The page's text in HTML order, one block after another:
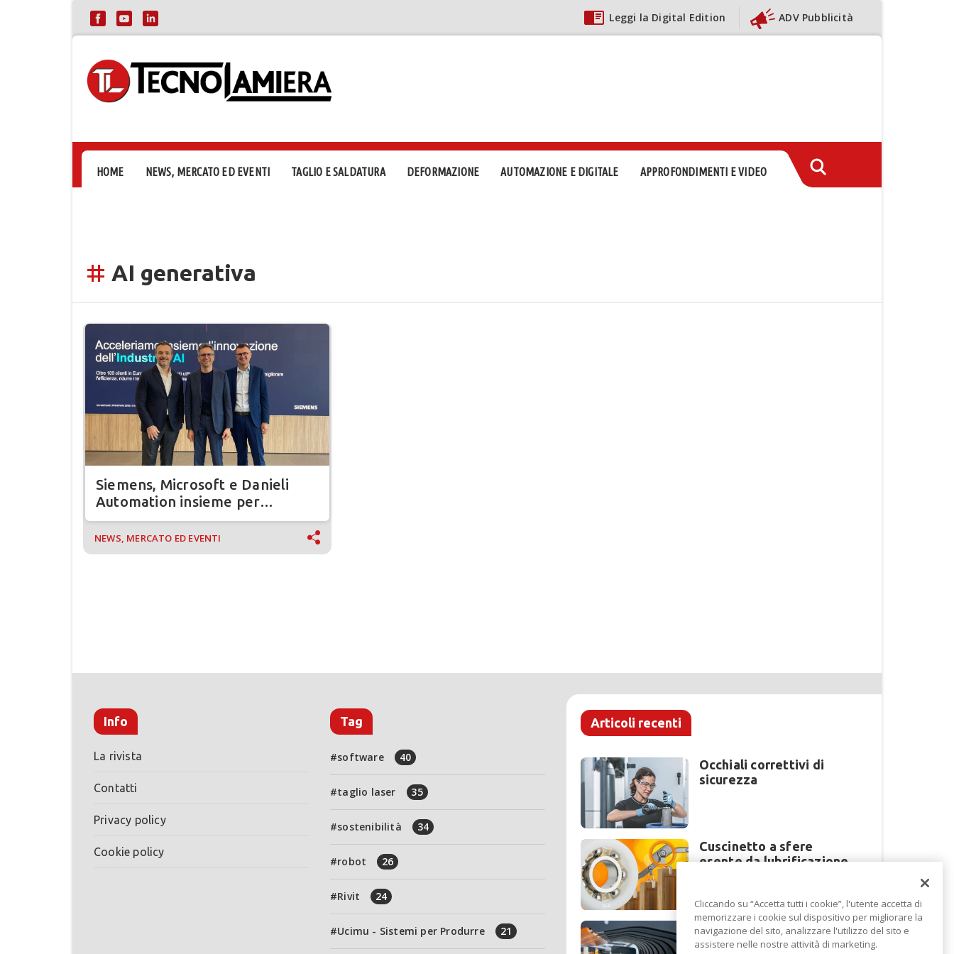
Leggi la Digital Edition ADV Pubblicità
HOME NEWS, MERCATO ED EVENTI TAGLIO E SALDATURA DEFORMAZIONE AUTOMAZIONE E DIGITALE APPROFONDIMENTI E VIDEO
tag AI generativa
Siemens, Microsoft e Danieli
Automation insieme per
l’industria del futuro
NEWS, MERCATO ED EVENTI
Info
La rivista
Contatti
Privacy policy
Cookie policy
Tag
software 40
taglio laser 35
sostenibilità 34
robot 26
Rivit 24
Ucimu - Sistemi per Produrre 21
Articoli recenti
Occhiali correttivi di
sicurezza
Cuscinetto a sfere
esente da lubrificazione
Perché la lavorazione
lamiera cambia modello
Cliccando su “Accetta tutti i cookie”, l'utente accetta di
memorizzare i cookie sul dispositivo per migliorare la
navigazione del sito, analizzare l'utilizzo del sito e
assistere nelle nostre attività di marketing.